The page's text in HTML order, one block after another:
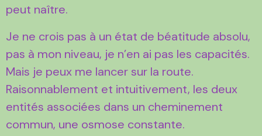
peut naître.
Je ne crois pas à un état de béatitude absolu,
pas à mon niveau, je n’en ai pas les capacités.
Mais je peux me lancer sur la route.
Raisonnablement et intuitivement, les deux
entités associées dans un cheminement
commun, une osmose constante.